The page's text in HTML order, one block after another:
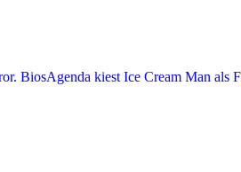
BiosAgenda kiest Ice Cream Man als